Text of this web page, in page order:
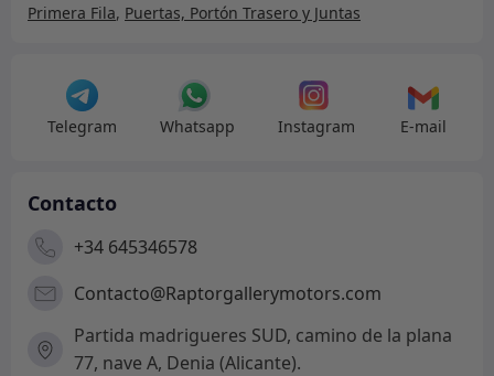
Primera Fila, Puertas, Portón Trasero y Juntas
Telegram Whatsapp Instagram E-mail
Contacto
+34 645346578
Contacto@Raptorgallerymotors.com
Partida madrigueres SUD, camino de la plana
77, nave A, Denia (Alicante).